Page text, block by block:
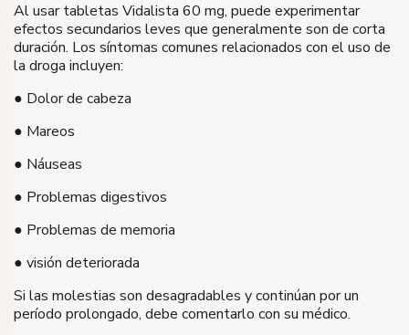
Al usar tabletas Vidalista 60 mg, puede experimentar
efectos secundarios leves que generalmente son de corta
duración. Los síntomas comunes relacionados con el uso de
la droga incluyen:
● Dolor de cabeza
● Mareos
● Náuseas
● Problemas digestivos
● Problemas de memoria
● visión deteriorada
Si las molestias son desagradables y continúan por un
período prolongado, debe comentarlo con su médico.